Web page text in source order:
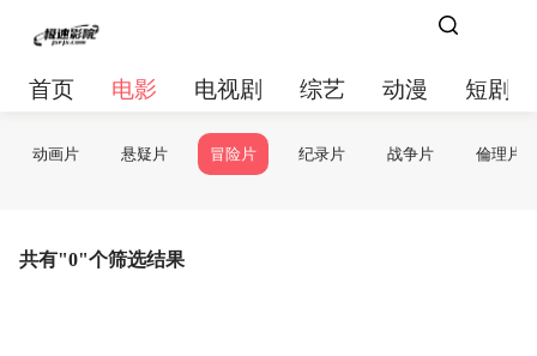
首页 电影 电视剧 综艺 动漫 短剧
动画片 悬疑片 冒险片 纪录片 战争片 倫理片
共有"0"个筛选结果